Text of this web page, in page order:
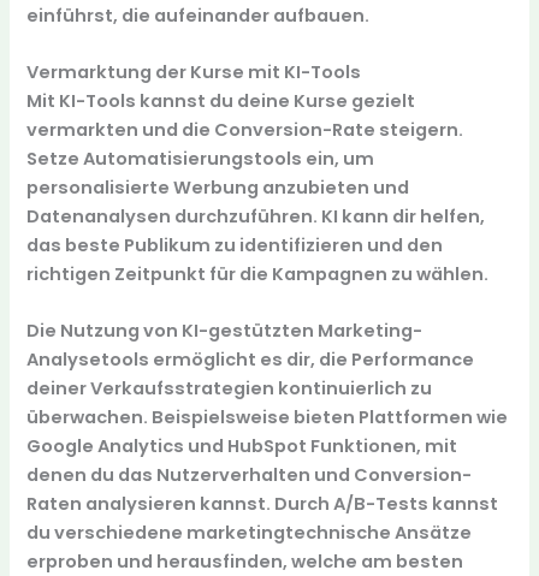
einführst, die aufeinander aufbauen.
Vermarktung der Kurse mit KI-Tools
Mit KI-Tools kannst du deine Kurse gezielt
vermarkten und die Conversion-Rate steigern.
Setze Automatisierungstools ein, um
personalisierte Werbung anzubieten und
Datenanalysen durchzuführen. KI kann dir helfen,
das beste Publikum zu identifizieren und den
richtigen Zeitpunkt für die Kampagnen zu wählen.
Die Nutzung von KI-gestützten Marketing-
Analysetools ermöglicht es dir, die Performance
deiner Verkaufsstrategien kontinuierlich zu
überwachen. Beispielsweise bieten Plattformen wie
Google Analytics und HubSpot Funktionen, mit
denen du das Nutzerverhalten und Conversion-
Raten analysieren kannst. Durch A/B-Tests kannst
du verschiedene marketingtechnische Ansätze
erproben und herausfinden, welche am besten